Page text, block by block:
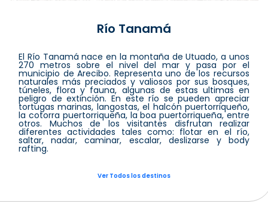
Río Tanamá
El Río Tanamá nace en la montaña de Utuado, a unos
270 metros sobre el nivel del mar y pasa por el
municipio de Arecibo. Representa uno de los recursos
naturales más preciados y valiosos por sus bosques,
túneles, flora y fauna, algunas de estas ultimas en
peligro de extinción. En este río se pueden apreciar
tortugas marinas, langostas, el halcón puertorriqueño,
la cotorra puertorriqueña, la boa puertorriqueña, entre
otros. Muchos de los visitantes disfrutan realizar
diferentes actividades tales como: flotar en el río,
saltar, nadar, caminar, escalar, deslizarse y body
rafting.
Ver Todos los destinos